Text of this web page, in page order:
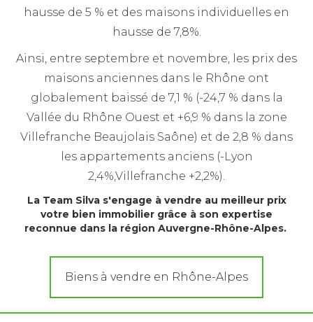
hausse de 5 % et des maisons individuelles en
hausse de 7,8%.
Ainsi, entre septembre et novembre, les prix des
maisons anciennes dans le Rhône ont
globalement baissé de 7,1 % (-24,7 % dans la
Vallée du Rhône Ouest et +6,9 % dans la zone
Villefranche Beaujolais Saône) et de 2,8 % dans
les appartements anciens (-Lyon
2,4%,Villefranche +2,2%).
La Team Silva s'engage à vendre au meilleur prix
votre bien immobilier grâce à son expertise
reconnue dans la région Auvergne-Rhône-Alpes.
Biens à vendre en Rhône-Alpes